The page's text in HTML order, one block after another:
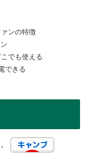
ンの特徴
でも使える
できる